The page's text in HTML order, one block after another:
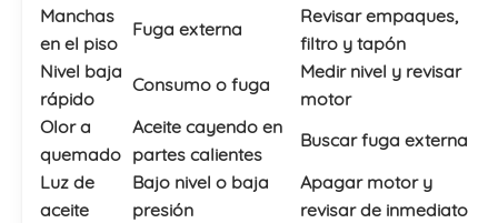
Manchas
en el piso
Fuga externa
Revisar empaques,
filtro y tapón
Nivel baja
rápido
Consumo o fuga
Medir nivel y revisar
motor
Olor a
quemado
Aceite cayendo en
partes calientes
Buscar fuga externa
Luz de
aceite
Bajo nivel o baja
presión
Apagar motor y
revisar de inmediato